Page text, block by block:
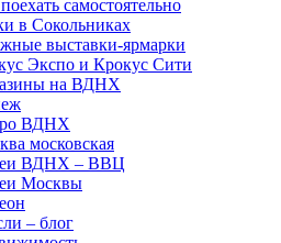
самостоятельно
в Сокольниках
выставки-ярмарки
Экспо и Крокус Сити
на ВДНХ
ВДНХ
московская
ВДНХ – ВВЦ
Москвы
– блог